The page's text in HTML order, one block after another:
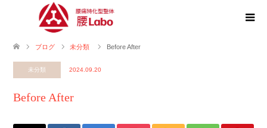
ブログ 未分類 Before After
未分類 2024.09.20
Before After